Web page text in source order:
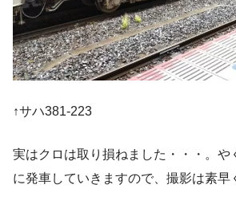
↑サハ381-223
実はクロは取り損ねました・・・。や
に発車していきますので、撮影は素早